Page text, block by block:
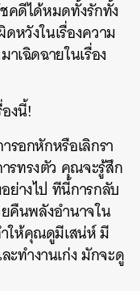
คดีได้หมดทั้งรักทั้ง
หวังในเรื่องความ
เฉิดฉายในเรื่อง
งนี้!
รอกหักหรือเลิกรา
รทรงตัว คุณจะรู้สึก
ย่างไป ทีนี้การกลับ
คืนพลังอำนาจใน
ให้คุณดูมีเสน่ห์ มี
ทำงานเก่ง มักจะดู